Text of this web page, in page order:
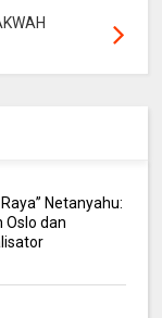
Netanyahu:
Oslo dan